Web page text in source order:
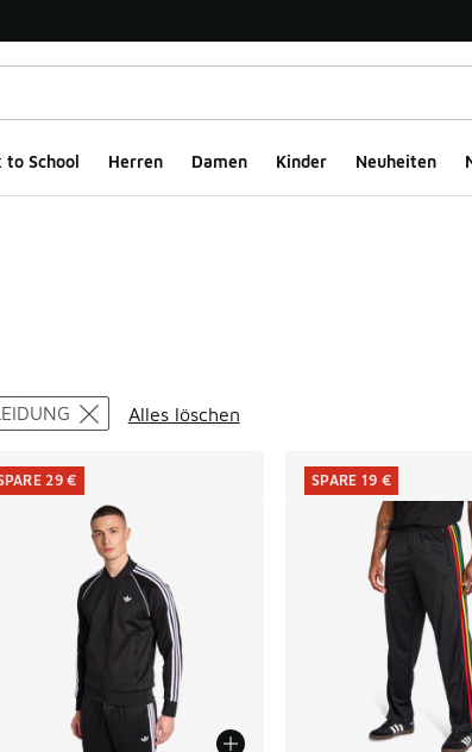
to School Herren Damen Kinder Neuheiten
Results
Alles löschen
29 € SPARE 19 €